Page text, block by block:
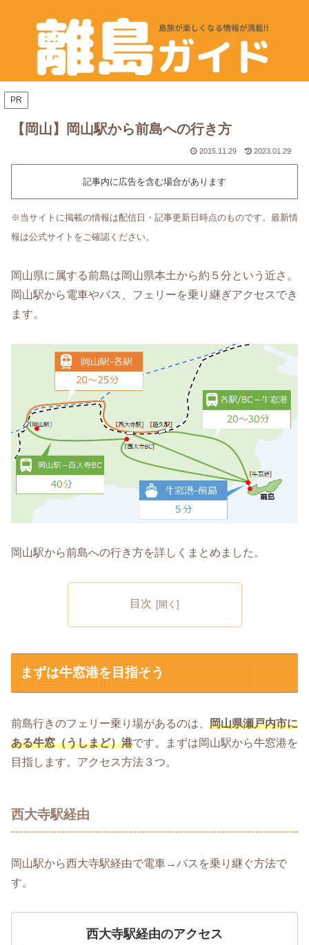
PR
【岡山】岡山駅から前島への行き方
2015.11.29 2023.01.29
記事内に広告を含む場合があります
※当サイトに掲載の情報は配信日・記事更新日時点のものです。最新情
報は公式サイトをご確認ください。
岡山県に属する前島は岡山県本土から約５分という近さ。
岡山駅から電車やバス、フェリーを乗り継ぎアクセスでき
ます。
岡山駅から前島への行き方を詳しくまとめました。
目次
まずは牛窓港を目指そう
前島行きのフェリー乗り場があるのは、 岡山県瀬戸内市に
ある牛窓（うしまど）港です。まずは岡山駅から牛窓港を
目指します。アクセス方法３つ。
西大寺駅経由
岡山駅から西大寺駅経由で電車→バスを乗り継ぐ方法で
す。
西大寺駅経由のアクセス